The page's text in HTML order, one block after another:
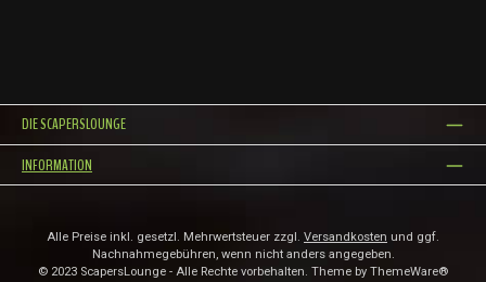
DIE SCAPERSLOUNGE
INFORMATION
Alle Preise inkl. gesetzl. Mehrwertsteuer zzgl. Versandkosten und ggf.
Nachnahmegebühren, wenn nicht anders angegeben.
© 2023 ScapersLounge - Alle Rechte vorbehalten. Theme by ThemeWare®